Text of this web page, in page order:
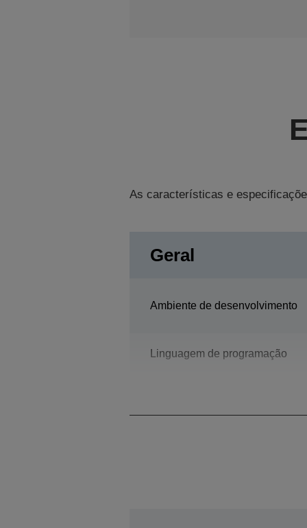
As características e
Geral
Ambiente de desenvolvimento
Linguagem de programação